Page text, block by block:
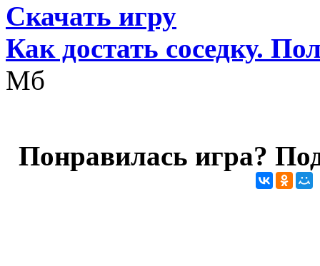
Скачать игру
Как достать соседку.
Мб
Понравилась игра?